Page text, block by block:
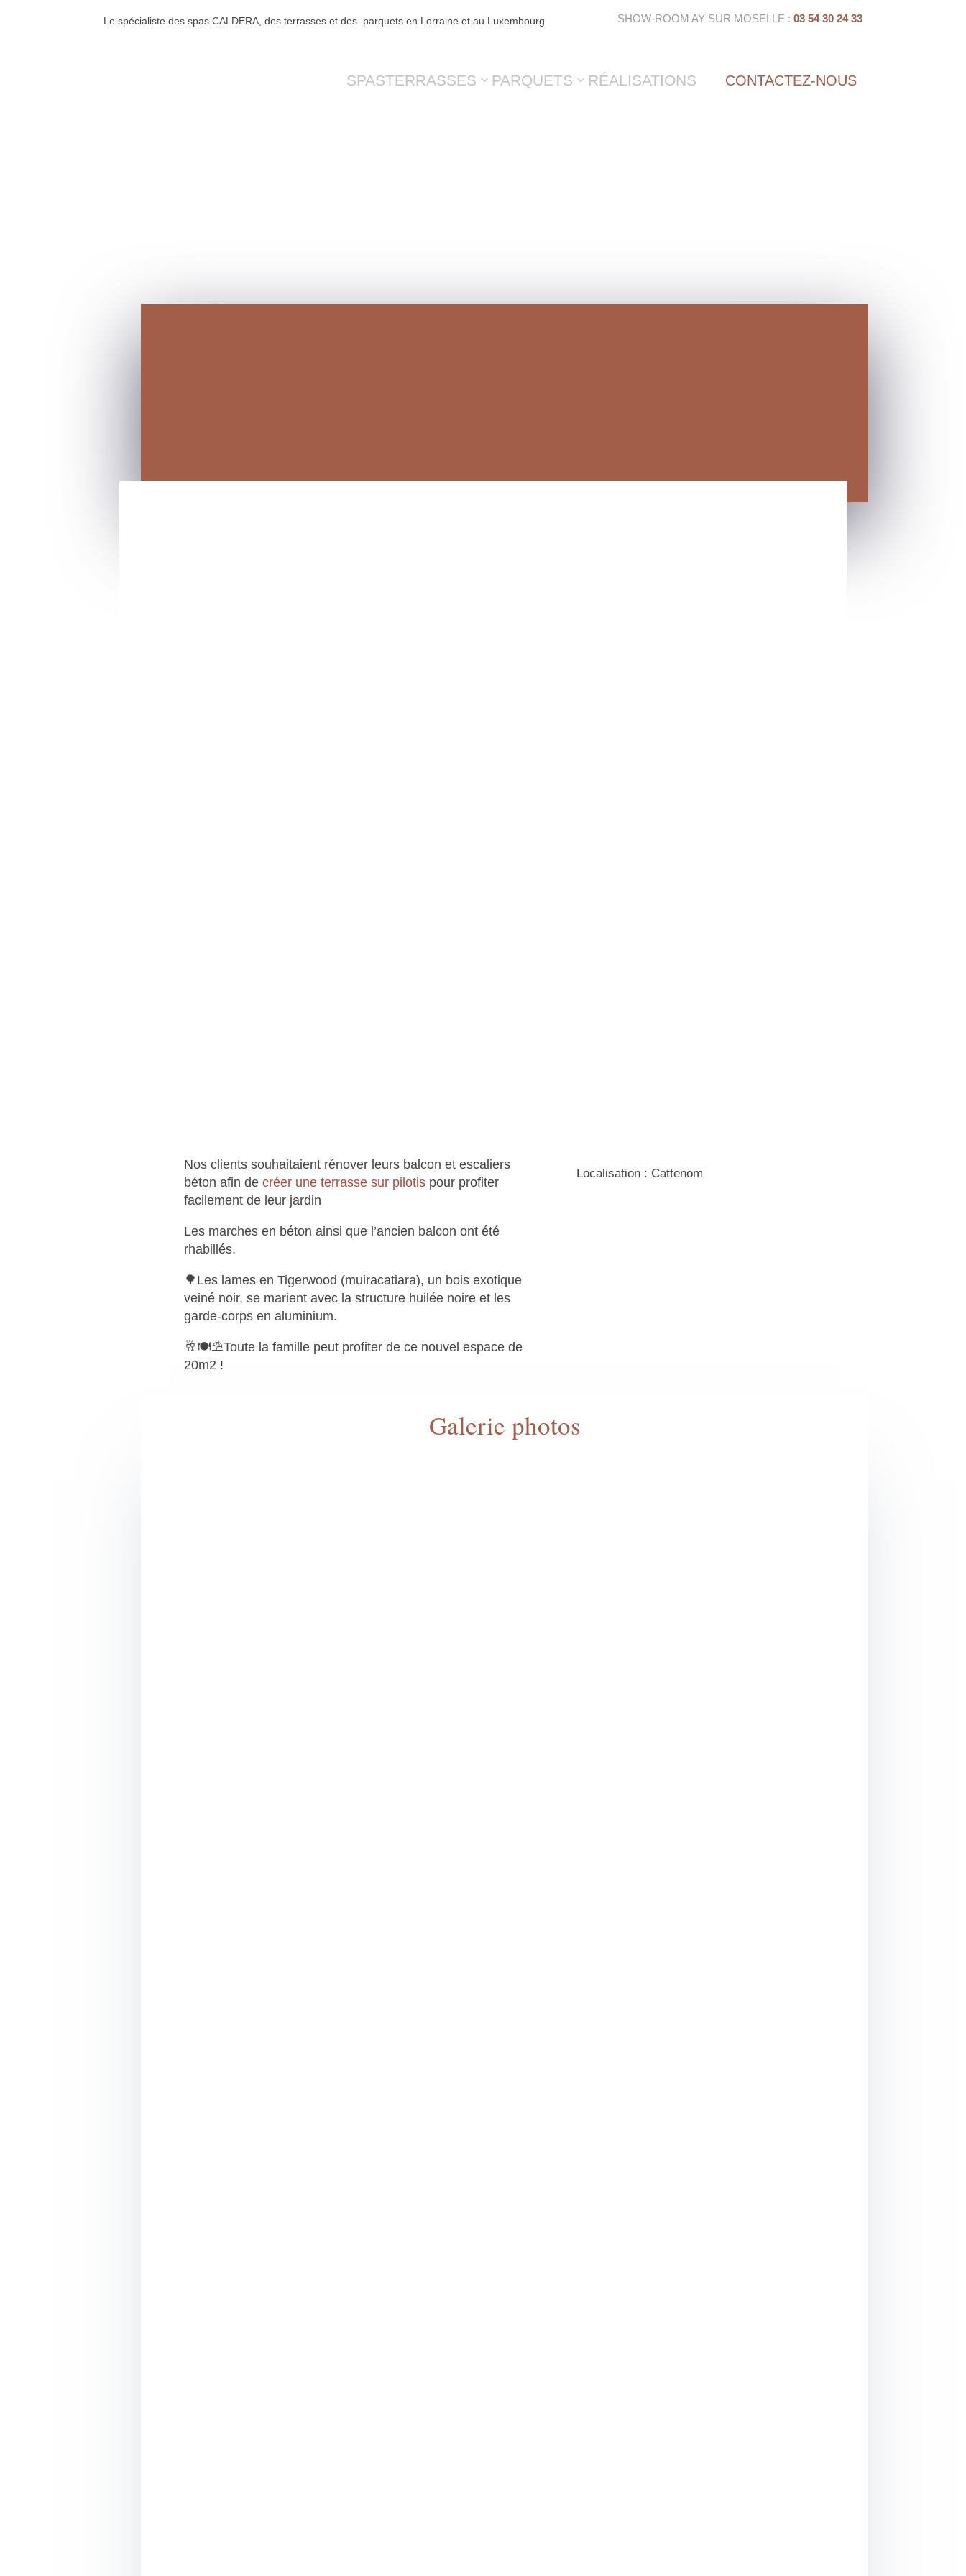
Le spécialiste des spas CALDERA, des terrasses et des parquets en Lorraine et au Luxembourg SHOW-ROOM AY SUR MOSELLE : 03 54 30 24 33
SPASTERRASSES PARQUETS RÉALISATIONS CONTACTEZ-NOUS
Nos clients souhaitaient rénover leurs balcon et escaliers
béton afin decréer une terrasse sur pilotis pour profiter
facilement de leur jardin
Les marches en béton ainsi que l’ancien balcon ont été
rhabillés.
🌳Les lames en Tigerwood (muiracatiara), un bois exotique
veiné noir, se marient avec la structure huilée noire et les
garde-corps en aluminium.
🥂🍽⛱Toute la famille peut profiter de ce nouvel espace de
20m2 !
Localisation : Cattenom
Galerie photos